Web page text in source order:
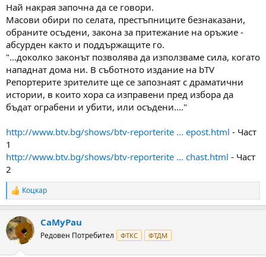
т
а
Най накрая започна да се говори.
Масови обири по селата, престъпниците безнаказани,
обраните осъдени, закона за притежание на оръжие -
абсурден както и поддържащите го.
"...доколко законът позволява да използваме сила, когато
нападнат дома ни. В съботното издание на bTV
Репортерите зрителите ще се запознаят с драматични
истории, в които хора са изправени пред избора да
бъдат ограбени и убити, или осъдени...."
http://www.btv.bg/shows/btv-reporterite ... epost.html - Част
1
http://www.btv.bg/shows/btv-reporterite ... chast.html - Част
2
R
e
c
t
i
Коцкар
CaMyPau
Редовен Потребител ФТКС ФТДМ